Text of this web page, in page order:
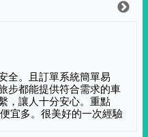
全。且訂單系統簡單易
步都能提供符合需求的車
，讓人十分安心。重點
宜多。很美好的一次經驗